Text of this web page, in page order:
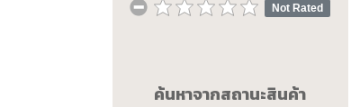
Not Rated
ค้นหาจากสถานะสินค้า